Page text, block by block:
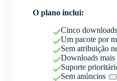
O plano inclui:
Cinco
Um pacote por
Sem atribuição
Downloads mais
Suporte
Sem anúncios